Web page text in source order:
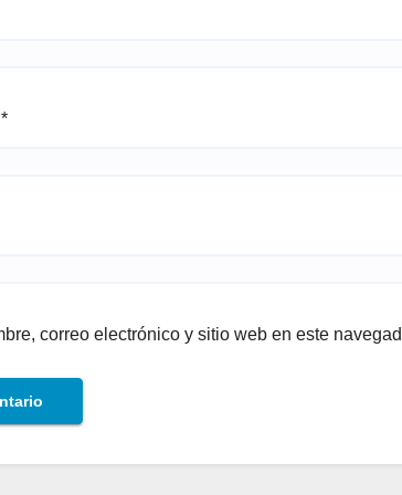
*
correo electrónico y sitio web en este